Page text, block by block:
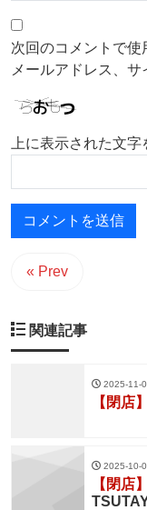
次回のコメントで使
メールアドレス、サ
上に表示された文字
« Prev
関連記事
2025-11-
【閉店】
2025-10-
【閉店】